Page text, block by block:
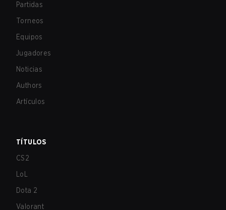
Partidas
Torneos
Equipos
Jugadores
Noticias
Authors
Artículos
TÍTULOS
CS2
LoL
Dota 2
Valorant